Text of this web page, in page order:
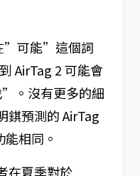
”可能”這個詞
AirTag 2 可能會
。沒有更多的細
錤預測的 AirTag
相同。
在夏季對於